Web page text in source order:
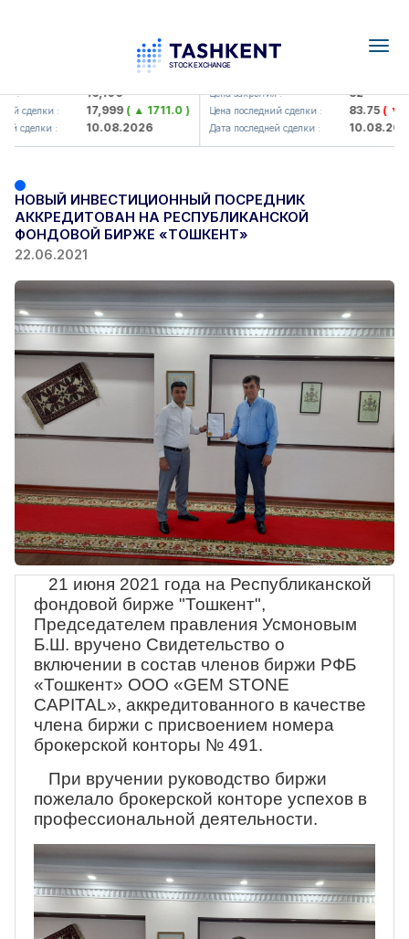
: 16,100
сделки : 17,999( ▲ 1711.0 )
сделки : 10.08.2026
KFSK (<Kafolat sug'urta
Цена закрытия : 82
Цена последний сделки : 83.75( ▼
Дата последней сделки : 10.08.2026
НОВЫЙ ИНВЕСТИЦИОННЫЙ ПОСРЕДНИК
АККРЕДИТОВАН НА РЕСПУБЛИКАНСКОЙ
ФОНДОВОЙ БИРЖЕ «ТОШКЕНТ»
22.06.2021
21 июня 2021 года на Республиканской
фондовой бирже "Тошкент",
Председателем правления Усмоновым
Б.Ш. вручено Свидетельство о
включении в состав членов биржи РФБ
«Тошкент» ООО «GEM STONE
CAPITAL», аккредитованного в качестве
члена биржи с присвоением номера
брокерской конторы № 491.
При вручении руководство биржи
пожелало брокерской конторе успехов в
профессиональной деятельности.